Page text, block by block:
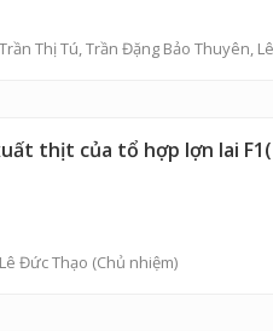
Trần Thị Tú,Trần Đặng Bảo Thuyên,
thịt của tổ hợp lợn lai
Lê Đức Thạo (Chủ nhiệm)